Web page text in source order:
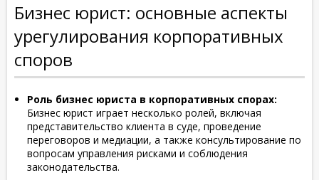
Бизнес юрист: основные аспекты
урегулирования корпоративных
споров
Роль бизнес юриста в корпоративных спорах:
Бизнес юрист играет несколько ролей, включая
представительство клиента в суде, проведение
переговоров и медиации, а также консультирование по
вопросам управления рисками и соблюдения
законодательства.